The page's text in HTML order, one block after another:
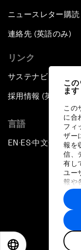
こ
ます
この
に合
フィ
ザー
報を
信、
有し
ユー
報や
に収
トナ
す。
ニュースレター購読
連絡先 (英語のみ)
リンク
サステナビリティへ
採用情報 (英語のみ)
言語
EN ▪ES▪中文▪ 日本語
プライ
©